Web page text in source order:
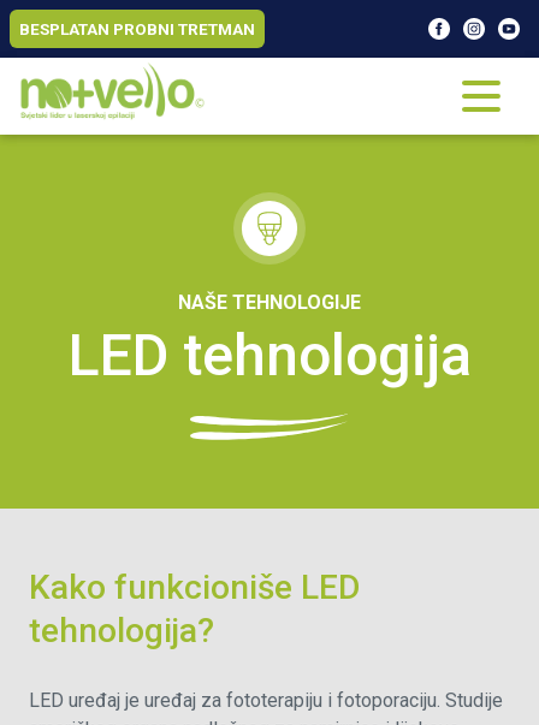
BESPLATAN PROBNI TRETMAN
NAŠE TEHNOLOGIJE
LED tehnologija
Kako funkcioniše LED
tehnologija?
LED uređaj je uređaj za fototerapiju i fotoporaciju. Studije